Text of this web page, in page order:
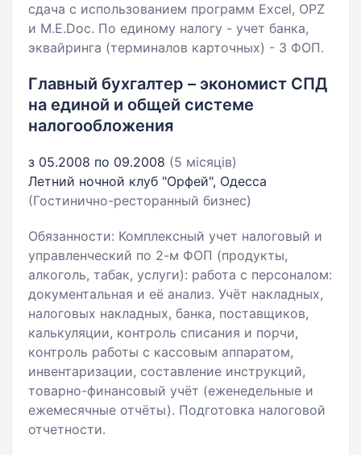
сдача с использованием программ Excel, OPZ
и M.E.Doc. По единому налогу - учет банка,
эквайринга (терминалов карточных) - 3 ФОП.
Главный бухгалтер – экономист СПД
на единой и общей системе
налогообложения
з 05.2008 по 09.2008 (5 місяців)
Летний ночной клуб "Орфей", Одесса
(Гостинично-ресторанный бизнес)
Обязанности: Комплексный учет налоговый и
управленческий по 2-м ФОП (продукты,
алкоголь, табак, услуги): работа с персоналом:
документальная и её анализ. Учёт накладных,
налоговых накладных, банка, поставщиков,
калькуляции, контроль списания и порчи,
контроль работы с кассовым аппаратом,
инвентаризации, составление инструкций,
товарно-финансовый учёт (еженедельные и
ежемесячные отчёты). Подготовка налоговой
отчетности.